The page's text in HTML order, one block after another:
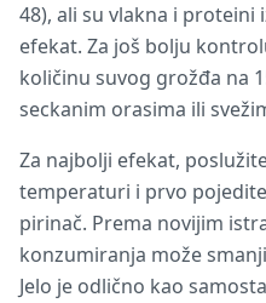
48), ali su vlakna i proteini
efekat. Za još bolju
količinu suvog grožđa na
seckanim orasima ili
Za najbolji efekat,
temperaturi i prvo
pirinač. Prema novijim
konzumiranja može
Jelo je odlično kao